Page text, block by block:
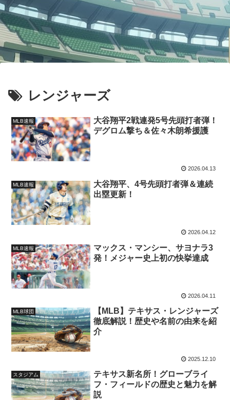
レンジャーズ
MLB速報
大谷翔平2戦連発5号先頭打者弾！
デグロム撃ち＆佐々木朗希援護
2026.04.13
MLB速報
大谷翔平、4号先頭打者弾＆連続
出塁更新！
2026.04.12
MLB速報
マックス・マンシー、サヨナラ3
発！メジャー史上初の快挙達成
2026.04.11
MLB球団
【MLB】テキサス・レンジャーズ
徹底解説！歴史や名前の由来を紹
介
2025.12.10
スタジアム
テキサス新名所！グローブライ
フ・フィールドの歴史と魅力を解
説